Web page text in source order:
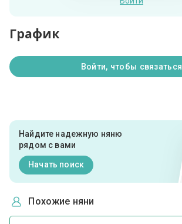
График
Войти, чтобы связаться
Найдите надежную няню
рядом с вами
Начать поиск
Похожие няни